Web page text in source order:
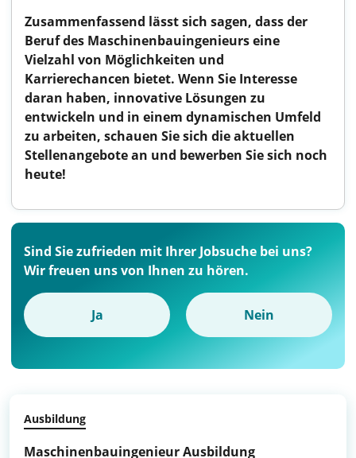
Zusammenfassend lässt sich sagen, dass der
Beruf des Maschinenbauingenieurs eine
Vielzahl von Möglichkeiten und
Karrierechancen bietet. Wenn Sie Interesse
daran haben, innovative Lösungen zu
entwickeln und in einem dynamischen Umfeld
zu arbeiten, schauen Sie sich die aktuellen
Stellenangebote an und bewerben Sie sich noch
heute!
Sind Sie zufrieden mit Ihrer Jobsuche bei uns?
Wir freuen uns von Ihnen zu hören.
Ja Nein
Ausbildung
Maschinenbauingenieur Ausbildung